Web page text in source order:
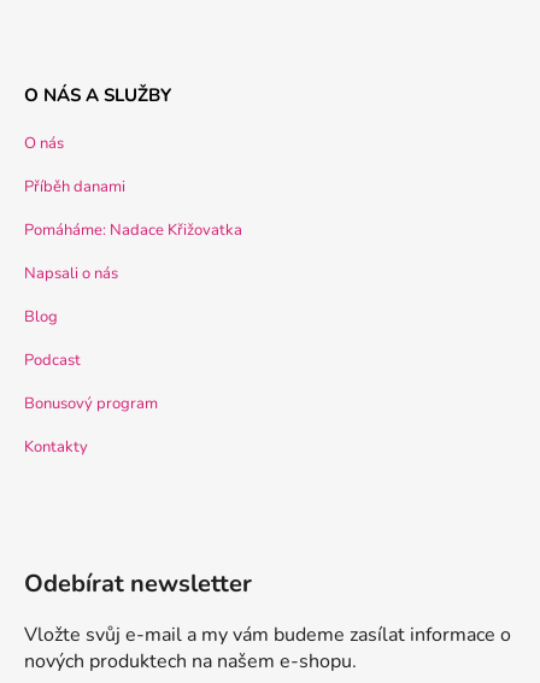
O NÁS A SLUŽBY
O nás
Příběh danami
Pomáháme: Nadace Křižovatka
Napsali o nás
Blog
Podcast
Bonusový program
Kontakty
Odebírat newsletter
Vložte svůj e-mail a my vám budeme zasílat informace o
nových produktech na našem e-shopu.